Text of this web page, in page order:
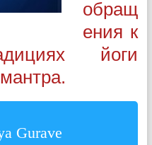
обращ
ения к
йоги
Gurave